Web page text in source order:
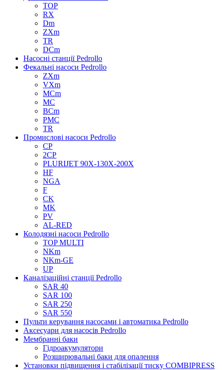
TOP
RX
Dm
ZXm
TR
DCm
Насосні станції Pedrollo
Фекальні насоси Pedrollo
ZXm
VXm
MCm
MC
BCm
PMC
TR
Промислові насоси Pedrollo
CP
2CP
PLURIJET 90X-130X-200X
HF
NGA
F
CK
MK
PV
AL-RED
Колодязні насоси Pedrollo
TOP MULTI
NKm
NKm-GE
UP
Каналізаційні станції Pedrollo
SAR 40
SAR 100
SAR 250
SAR 550
Пульти керування насосами і автоматика Pedrollo
Аксесуари для насосів Pedrollo
Мембранні баки
Гідроакумулятори
Розширювальні баки для опалення
Установки підвищення і стабілізації тиску COMBIPRESS